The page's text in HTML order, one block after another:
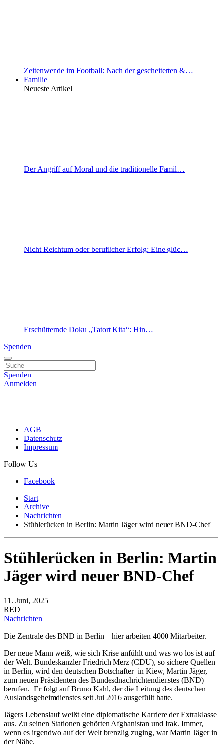
Zeitenwende im Football: Nach der gescheiterten &…
Familie
Neueste Artikel
Der Angriff auf Moral und die traditionelle Famil…
Nicht Reichtum oder beruflicher Erfolg: Eine glüc…
Erschütternde Doku „Tatort Kita“: Hin…
Spenden
Spenden
Anmelden
AGB
Datenschutz
Impressum
Follow Us
Facebook
Start
Archive
Nachrichten
Stühlerücken in Berlin: Martin Jäger wird neuer BND-Chef
Stühlerücken in Berlin: Martin
Jäger wird neuer BND-Chef
11. Juni, 2025
RED
Nachrichten
Die Zentrale des BND in Berlin – hier arbeiten 4000 Mitarbeiter.
Der neue Mann weiß, wie sich Krise anfühlt und was wo los ist auf
der Welt. Bundeskanzler Friedrich Merz (CDU), so sichere Quellen
in Berlin, wird den deutschen Botschafter in Kiew, Martin Jäger,
zum neuen Präsidenten des Bundesdnachrichtendienstes (BND)
berufen. Er folgt auf Bruno Kahl, der die Leitung des deutschen
Auslandsgeheimdienstes seit Jui 2016 ausgefüllt hatte.
Jägers Lebenslauf weißt eine diplomatische Karriere der Extraklasse
aus. Zu seinen Stationen gehörten Afghanistan und Irak. Immer,
wenn es irgendwo auf der Welt brenzlig zuging, war Martin Jäger in
der Nähe.